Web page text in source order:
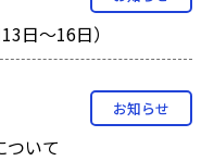
13日～16日）
お知らせ
ついて